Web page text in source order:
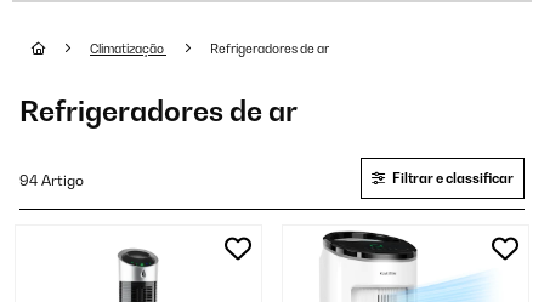
Climatização Refrigeradores de ar
Refrigeradores de ar
94 Artigo Filtrar e classificar